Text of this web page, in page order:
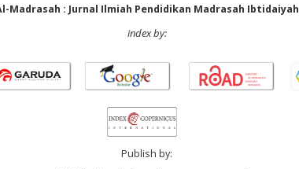
Madrasah : Jurnal Ilmiah Pendidikan Madrasah Ibtidaiyah
index by:
Publish by: